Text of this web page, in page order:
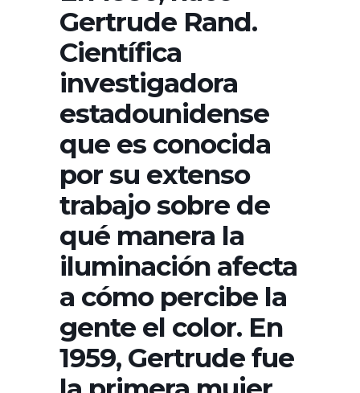
Gertrude Rand.
Científica
investigadora
estadounidense
que es conocida
por su extenso
trabajo sobre de
qué manera la
iluminación afecta
a cómo percibe la
gente el color. En
1959, Gertrude fue